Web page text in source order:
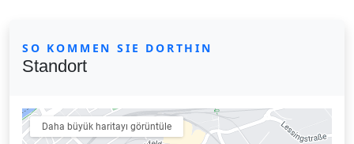
SO KOMMEN SIE DORTHIN
Standort